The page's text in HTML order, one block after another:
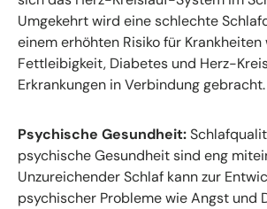
Umgekehrt wird eine schlechte
einem erhöhten Risiko für Krankheiten
Fettleibigkeit, Diabetes und Herz-
Erkrankungen in Verbindung gebracht.
Psychische Gesundheit:
psychische Gesundheit sind eng
Unzureichender Schlaf kann zur
psychischer Probleme wie Angst und